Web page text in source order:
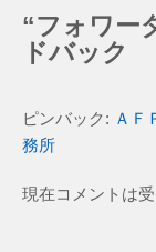
“フォワー
ドバック
ピンバック: ＡＦ
務所
現在コメントは